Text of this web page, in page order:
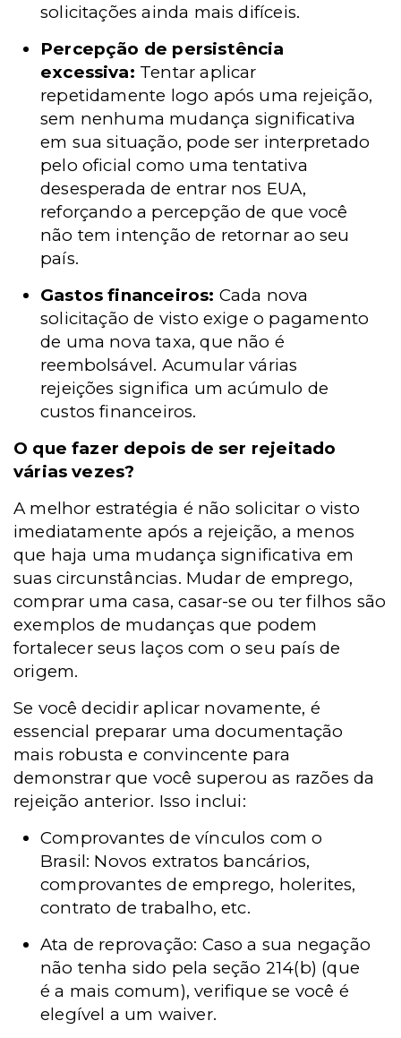
solicitações ainda mais difíceis.
Percepção de persistência
excessiva: Tentar aplicar
repetidamente logo após uma rejeição,
sem nenhuma mudança significativa
em sua situação, pode ser interpretado
pelo oficial como uma tentativa
desesperada de entrar nos EUA,
reforçando a percepção de que você
não tem intenção de retornar ao seu
país.
Gastos financeiros: Cada nova
solicitação de visto exige o pagamento
de uma nova taxa, que não é
reembolsável. Acumular várias
rejeições significa um acúmulo de
custos financeiros.
O que fazer depois de ser rejeitado
várias vezes?
A melhor estratégia é não solicitar o visto
imediatamente após a rejeição, a menos
que haja uma mudança significativa em
suas circunstâncias. Mudar de emprego,
comprar uma casa, casar-se ou ter filhos são
exemplos de mudanças que podem
fortalecer seus laços com o seu país de
origem.
Se você decidir aplicar novamente, é
essencial preparar uma documentação
mais robusta e convincente para
demonstrar que você superou as razões da
rejeição anterior. Isso inclui:
Comprovantes de vínculos com o
Brasil: Novos extratos bancários,
comprovantes de emprego, holerites,
contrato de trabalho, etc.
Ata de reprovação: Caso a sua negação
não tenha sido pela seção 214(b) (que
é a mais comum), verifique se você é
elegível a um waiver.